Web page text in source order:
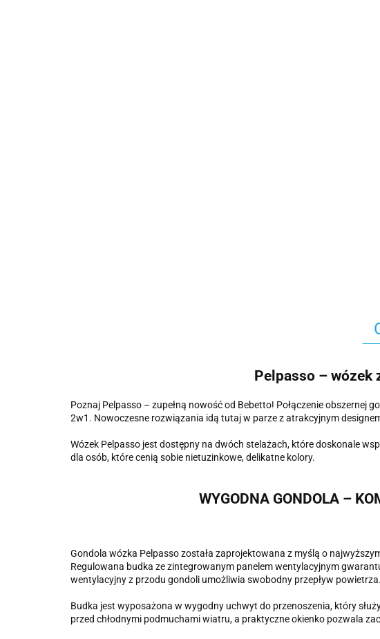
Pelpasso – wózek
Poznaj Pelpasso – zupełną nowość od Bebetto! Połączenie
2w1. Nowoczesne rozwiązania idą tutaj w parze z atrakcyjnym
Wózek Pelpasso jest dostępny na dwóch stelażach, które doskonale
dla osób, które cenią sobie nietuzinkowe, delikatne kolory.
WYGODNA GONDOLA –
Gondola wózka Pelpasso została zaprojektowana z myślą o
Regulowana budka ze zintegrowanym panelem wentylacyjnym
wentylacyjny z przodu gondoli umożliwia swobodny przepływ
Budka jest wyposażona w wygodny uchwyt do przenoszenia, który
przed chłodnymi podmuchami wiatru, a praktyczne okienko pozwala